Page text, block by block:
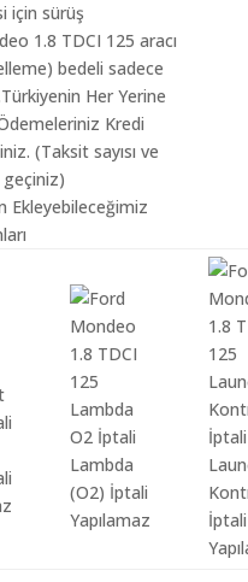
için sürüş
1.8 TDCI 125 aracı
bedeli sadece
Her Yerine
Kredi
(Taksit sayısı ve
Ekleyebileceğimiz
Lambda
(O2) İptali
Yapılamaz
İptali